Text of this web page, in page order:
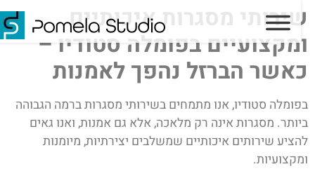
שירותי מסגרות איכותיים
ומקצועיים בפומלה סטודיו –
כאשר הברזל נהפך לאמנות
בפומלה סטודיו, אנו מתמחים בשירותי מסגרות ברמה הגבוהה
ביותר. מסגרות אינה רק מלאכה, אלא גם אמנות, ואנו גאים
להציע שירותים איכותיים שמשלבים יצירתיות, מיומנות
ומקצועיות.